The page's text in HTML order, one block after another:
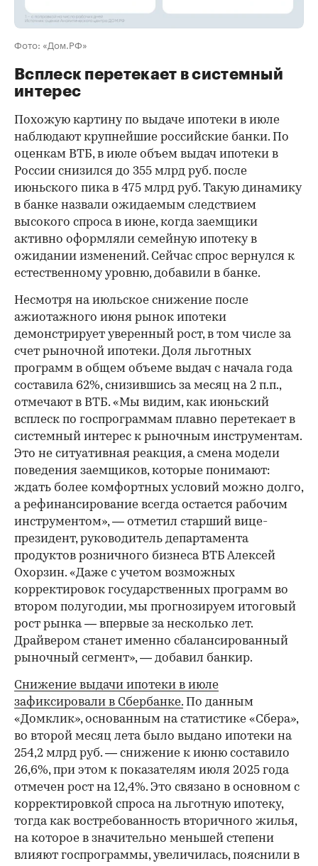
Фото: «Дом.РФ»
Всплеск перетекает в системный
интерес
Похожую картину по выдаче ипотеки в июле
наблюдают крупнейшие российские банки. По
оценкам ВТБ, в июле объем выдач ипотеки в
России снизился до 355 млрд руб. после
июньского пика в 475 млрд руб. Такую динамику
в банке назвали ожидаемым следствием
высокого спроса в июне, когда заемщики
активно оформляли семейную ипотеку в
ожидании изменений. Сейчас спрос вернулся к
естественному уровню, добавили в банке.
Несмотря на июльское снижение после
ажиотажного июня рынок ипотеки
демонстрирует уверенный рост, в том числе за
счет рыночной ипотеки. Доля льготных
программ в общем объеме выдач с начала года
составила 62%, снизившись за месяц на 2 п.п.,
отмечают в ВТБ. «Мы видим, как июньский
всплеск по госпрограммам плавно перетекает в
системный интерес к рыночным инструментам.
Это не ситуативная реакция, а смена модели
поведения заемщиков, которые понимают:
ждать более комфортных условий можно долго,
а рефинансирование всегда остается рабочим
инструментом», — отметил старший вице-
президент, руководитель департамента
продуктов розничного бизнеса ВТБ Алексей
Охорзин. «Даже с учетом возможных
корректировок государственных программ во
втором полугодии, мы прогнозируем итоговый
рост рынка — впервые за несколько лет.
Драйвером станет именно сбалансированный
рыночный сегмент», — добавил банкир.
Снижение выдачи ипотеки в июле
зафиксировали в Сбербанке. По данным
«Домклик», основанным на статистике «Сбера»,
во второй месяц лета было выдано ипотеки на
254,2 млрд руб. — снижение к июню составило
26,6%, при этом к показателям июля 2025 года
отмечен рост на 12,4%. Это связано в основном с
корректировкой спроса на льготную ипотеку,
тогда как востребованность вторичного жилья,
на которое в значительно меньшей степени
влияют госпрограммы, увеличилась, пояснили в